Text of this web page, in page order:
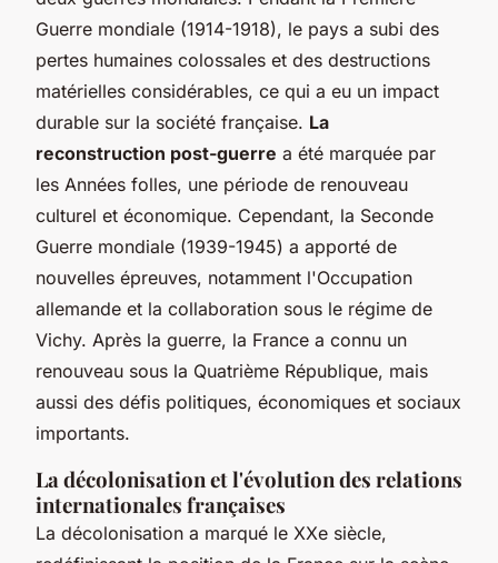
Guerre mondiale (1914-1918), le pays a subi des
pertes humaines colossales et des destructions
matérielles considérables, ce qui a eu un impact
durable sur la société française. La
reconstruction post-guerre a été marquée par
les Années folles, une période de renouveau
culturel et économique. Cependant, la Seconde
Guerre mondiale (1939-1945) a apporté de
nouvelles épreuves, notamment l'Occupation
allemande et la collaboration sous le régime de
Vichy. Après la guerre, la France a connu un
renouveau sous la Quatrième République, mais
aussi des défis politiques, économiques et sociaux
importants.
La décolonisation et l'évolution des relations
internationales françaises
La décolonisation a marqué le XXe siècle,